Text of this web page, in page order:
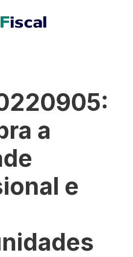
a
e